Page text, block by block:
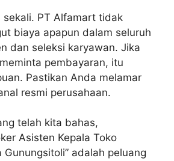
sekali. PT Alfamart tidak
biaya apapun dalam seluruh
dan seleksi karyawan. Jika
pembayaran, itu
Pastikan Anda melamar
resmi perusahaan.
telah kita bahas,
Asisten Kepala Toko
adalah peluang